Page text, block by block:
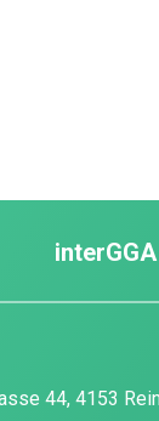
interGGA
44, 4153